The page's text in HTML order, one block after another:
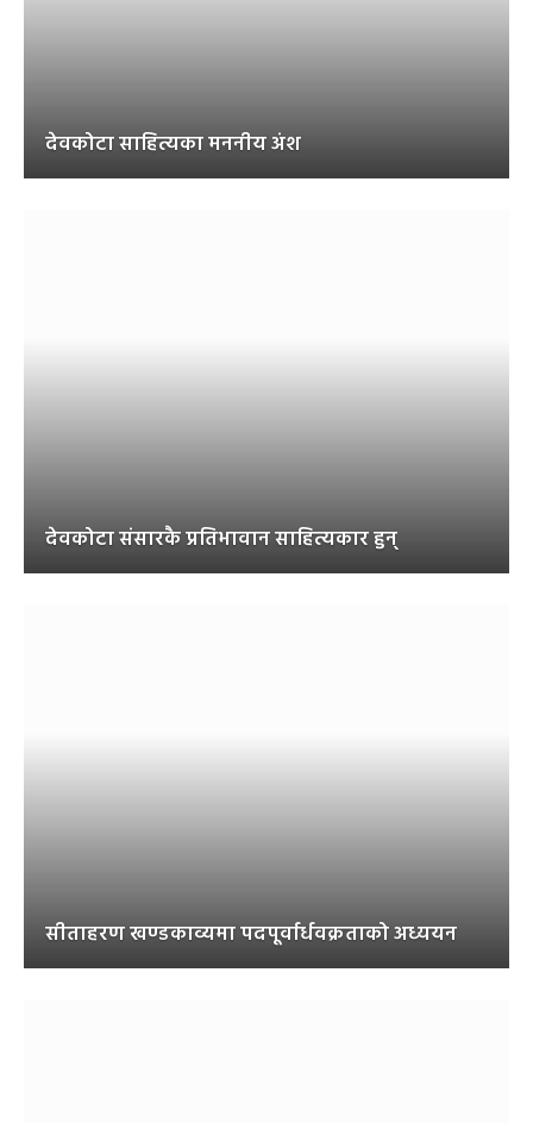
देवकोटा साहित्यका मननीय अंश
देवकोटा संसारकै प्रतिभावान साहित्यकार हुन्
सीताहरण खण्डकाव्यमा पदपूर्वार्धवक्रताको अध्ययन